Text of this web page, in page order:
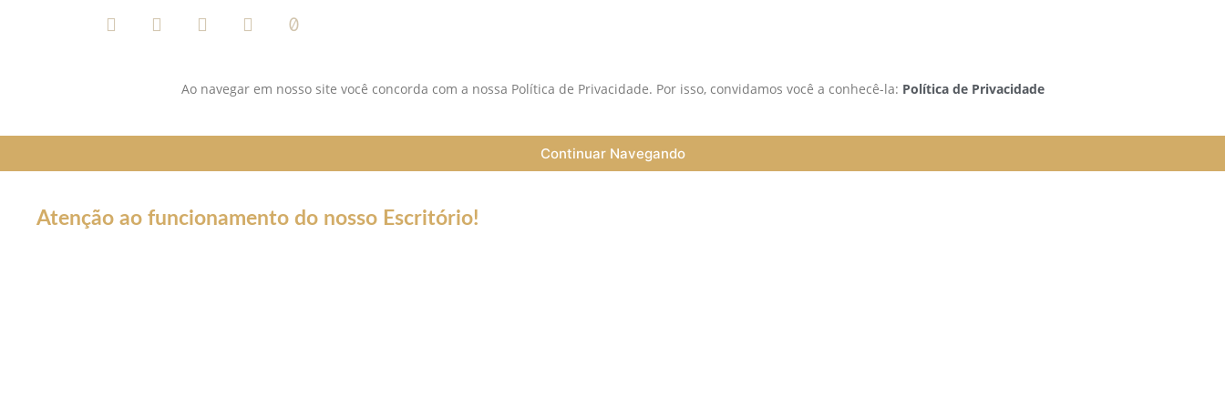
Ao navegar em nosso site você concorda com a nossa Política de Privacidade. Por isso, convidamos você a conhecê-la: Política de Privacidade
Continuar Navegando
Atenção ao funcionamento do nosso Escritório!